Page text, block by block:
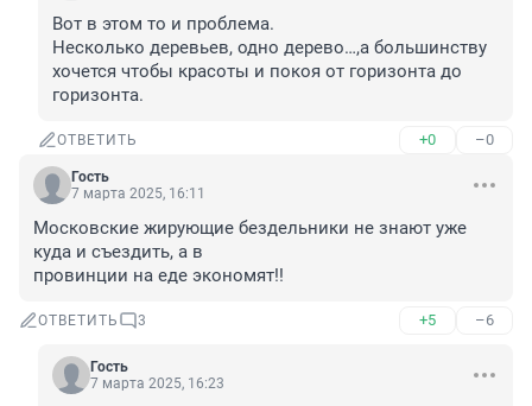
Вот в этом то и проблема.
Несколько деревьев, одно дерево…,а большинству
хочется чтобы красоты и покоя от горизонта до
горизонта.
ОТВЕТИТЬ +0 –0
Гость
7 марта 2025, 16:11
Московские жирующие бездельники не знают уже
куда и съездить, а в
провинции на еде экономят!!
ОТВЕТИТЬ 3 +5 –6
Гость
7 марта 2025, 16:23